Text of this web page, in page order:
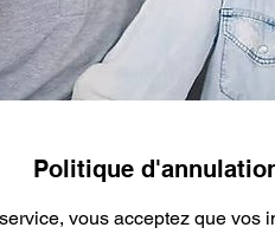
Politique
vous acceptez que vos